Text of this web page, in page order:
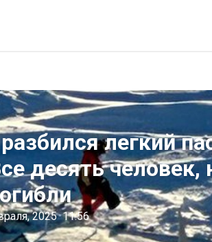
легкий
десять человек,
2025 11:56